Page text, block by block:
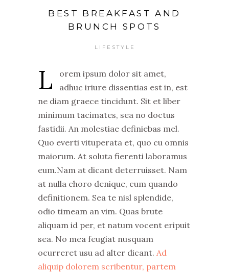
BEST BREAKFAST AND
BRUNCH SPOTS
LIFESTYLE
L
orem ipsum dolor sit amet,
adhuc iriure dissentias est in, est
ne diam graece tincidunt. Sit et liber
minimum tacimates, sea no doctus
fastidii. An molestiae definiebas mel.
Quo everti vituperata et, quo cu omnis
maiorum. At soluta fierenti laboramus
eum.Nam at dicant deterruisset. Nam
at nulla choro denique, cum quando
definitionem. Sea te nisl splendide,
odio timeam an vim. Quas brute
aliquam id per, et natum vocent eripuit
sea. No mea feugiat nusquam
ocurreret usu ad alter dicant. Ad
aliquip dolorem scribentur, partem